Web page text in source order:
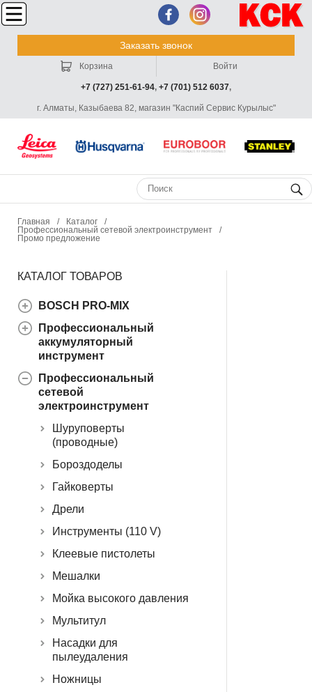
Заказать звонок
+7 (727) 251-61-94, +7 (701) 512 6037,
г. Алматы, Казыбаева 82, магазин "Каспий Сервис Курылыс"
Корзина Войти
Главная / Каталог
/
Профессиональный сетевой электроинструмент
/
Промо предложение
КАТАЛОГ ТОВАРОВ
BOSCH PRO-MIX
Профессиональный
аккумуляторный
инструмент
Профессиональный
сетевой
электроинструмент
Шуруповерты
(проводные)
Бороздоделы
Гайковерты
Дрели
Инструменты (110 V)
Клеевые пистолеты
Мешалки
Мойка высокого давления
Мультитул
Насадки для
пылеудаления
Ножницы